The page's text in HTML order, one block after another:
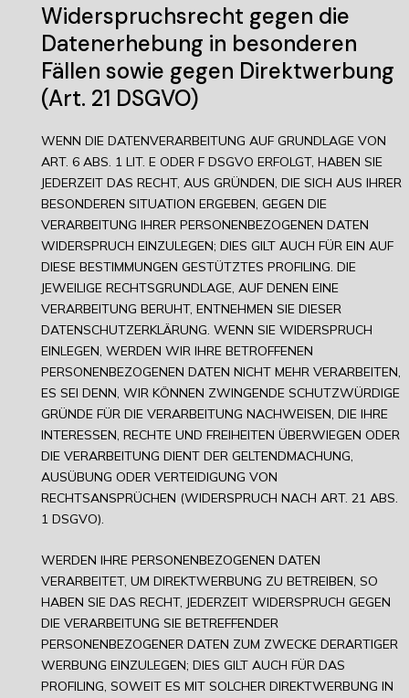
Widerspruchsrecht gegen die
Datenerhebung in besonderen
Fällen sowie gegen Direktwerbung
(Art. 21 DSGVO)
WENN DIE DATENVERARBEITUNG AUF GRUNDLAGE VON
ART. 6 ABS. 1 LIT. E ODER F DSGVO ERFOLGT, HABEN SIE
JEDERZEIT DAS RECHT, AUS GRÜNDEN, DIE SICH AUS IHRER
BESONDEREN SITUATION ERGEBEN, GEGEN DIE
VERARBEITUNG IHRER PERSONENBEZOGENEN DATEN
WIDERSPRUCH EINZULEGEN; DIES GILT AUCH FÜR EIN AUF
DIESE BESTIMMUNGEN GESTÜTZTES PROFILING. DIE
JEWEILIGE RECHTSGRUNDLAGE, AUF DENEN EINE
VERARBEITUNG BERUHT, ENTNEHMEN SIE DIESER
DATENSCHUTZERKLÄRUNG. WENN SIE WIDERSPRUCH
EINLEGEN, WERDEN WIR IHRE BETROFFENEN
PERSONENBEZOGENEN DATEN NICHT MEHR VERARBEITEN,
ES SEI DENN, WIR KÖNNEN ZWINGENDE SCHUTZWÜRDIGE
GRÜNDE FÜR DIE VERARBEITUNG NACHWEISEN, DIE IHRE
INTERESSEN, RECHTE UND FREIHEITEN ÜBERWIEGEN ODER
DIE VERARBEITUNG DIENT DER GELTENDMACHUNG,
AUSÜBUNG ODER VERTEIDIGUNG VON
RECHTSANSPRÜCHEN (WIDERSPRUCH NACH ART. 21 ABS.
1 DSGVO).
WERDEN IHRE PERSONENBEZOGENEN DATEN
VERARBEITET, UM DIREKTWERBUNG ZU BETREIBEN, SO
HABEN SIE DAS RECHT, JEDERZEIT WIDERSPRUCH GEGEN
DIE VERARBEITUNG SIE BETREFFENDER
PERSONENBEZOGENER DATEN ZUM ZWECKE DERARTIGER
WERBUNG EINZULEGEN; DIES GILT AUCH FÜR DAS
PROFILING, SOWEIT ES MIT SOLCHER DIREKTWERBUNG IN